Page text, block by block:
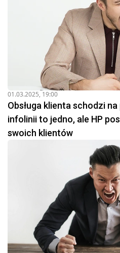
01.03.2025, 19:00
Obsługa klienta schodzi
infolinii to jedno, ale HP
swoich klientów